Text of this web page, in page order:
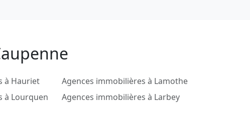
à Hauriet
Agences immobilières à Lamothe
à Lourquen
Agences immobilières à Larbey